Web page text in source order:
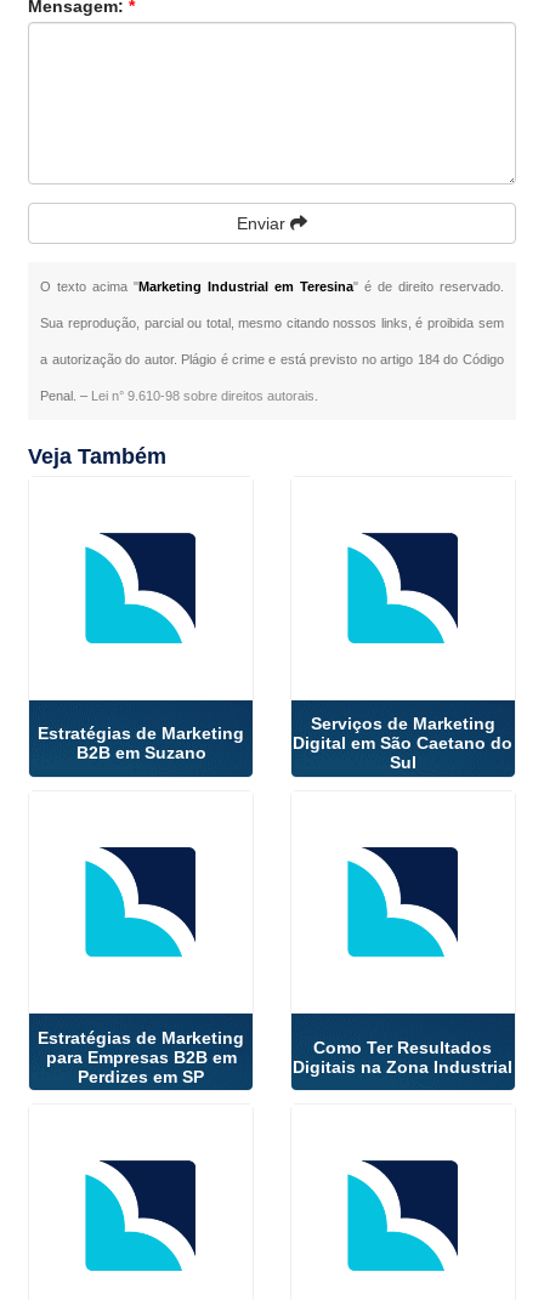
Mensagem:*
Enviar
O texto acima "Marketing Industrial em Teresina" é de direito reservado.
Sua reprodução, parcial ou total, mesmo citando nossos links, é proibida sem
a autorização do autor. Plágio é crime e está previsto no artigo 184 do Código
Penal. – Lei n° 9.610-98 sobre direitos autorais
Veja Também
Estratégias de Marketing
B2B em Suzano
Serviços de Marketing
Digital em São Caetano do
Sul
Estratégias de Marketing
para Empresas B2B em
Perdizes em SP
Como Ter Resultados
Digitais na Zona Industrial